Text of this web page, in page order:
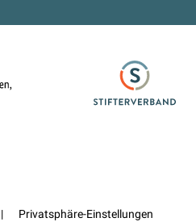
Senioren, Frauen und Jugend
Stifterverband
| Privatsphäre-Einstellungen